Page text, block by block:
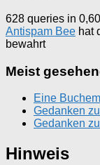
628 queries in
Antispam Bee hat
bewahrt
Meist
Eine
Gedanken
Gedanken
Hinweis